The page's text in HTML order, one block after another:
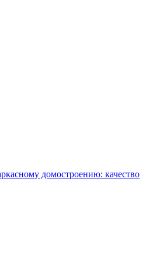
домостроению: качество